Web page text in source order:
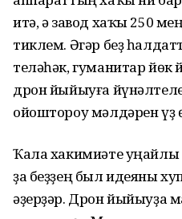
итә, ә завод хаҡы 250
тиклем. Әгәр беҙ
теләһәк, гуманитар йөк
дрон йыйыуға
ойоштороу мәлдәрен үҙ
Ҡала хакимиәте
ҙа беҙҙең был идеяны
әҙерҙәр. Дрон йыйыуҙа